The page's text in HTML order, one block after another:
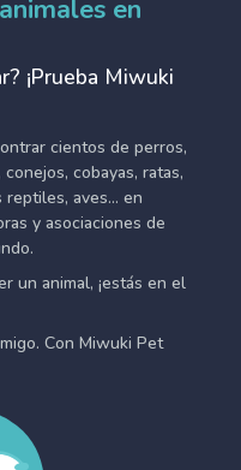
en
¡Prueba Miwuki
cientos de perros,
cobayas, ratas,
aves... en
y asociaciones de
un animal, ¡estás en el
Con Miwuki Pet